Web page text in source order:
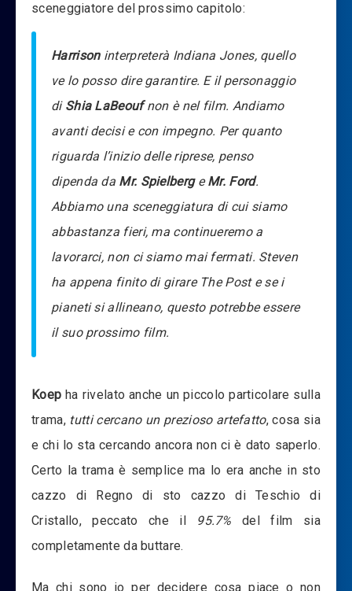
sceneggiatore del prossimo capitolo:
Harrisoninterpreterà Indiana Jones, quello
ve lo posso dire garantire. E il personaggio
di Shia LaBeoufnon è nel film. Andiamo
avanti decisi e con impegno. Per quanto
riguarda l’inizio delle riprese, penso
dipenda da Mr. SpielbergeMr. Ford.
Abbiamo una sceneggiatura di cui siamo
abbastanza fieri, ma continueremo a
lavorarci, non ci siamo mai fermati. Steven
ha appena finito di girare The Post e se i
pianeti si allineano, questo potrebbe essere
il suo prossimo film.
Koep ha rivelato anche un piccolo particolare sulla
trama, tutti cercano un prezioso artefatto, cosa sia
e chi lo sta cercando ancora non ci è dato saperlo.
Certo la trama è semplice ma lo era anche in sto
cazzo di Regno di sto cazzo di Teschio di
Cristallo, peccato che il 95.7% del film sia
completamente da buttare.
Ma chi sono io per decidere cosa piace o non